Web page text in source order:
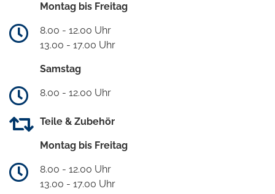
Montag bis Freitag
8.00 - 12.00 Uhr
13.00 - 17.00 Uhr
Samstag
8.00 - 12.00 Uhr
Teile & Zubehör
Montag bis Freitag
8.00 - 12.00 Uhr
13.00 - 17.00 Uhr